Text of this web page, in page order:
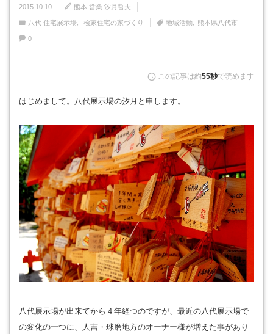
2015.10.10 熊本 営業 汐月哲夫
八代 住宅展示場 桧家住宅の家づくり 地域活動 熊本県八代市
0
この記事は約55秒で読めます
はじめまして。八代展示場の汐月と申します。
八代展示場が出来てから４年経つのですが、最近の八代展示場で
の変化の一つに、人吉・球磨地方のオーナー様が増えた事があり